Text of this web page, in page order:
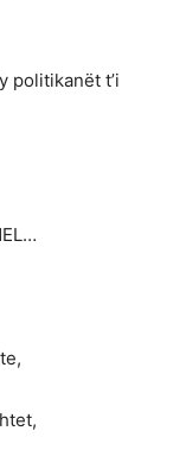
politikanët t’i